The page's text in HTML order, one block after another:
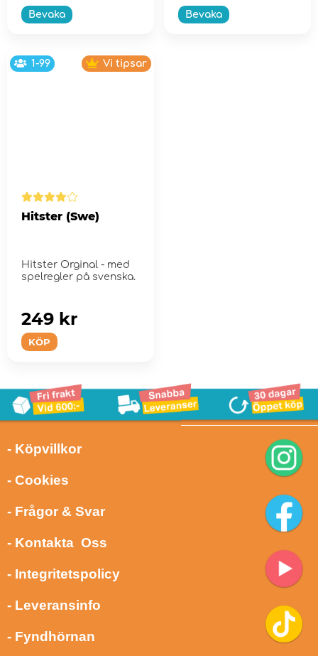
Bevaka Bevaka
1-99 Vi tipsar
Hitster (Swe)
Hitster Orginal - med
spelregler på svenska.
KÖP
249 kr
- Köpvillkor
- Cookies
- Frågor & Svar
- Kontakta Oss
- Integritetspolicy
- Leveransinfo
- Fyndhörnan